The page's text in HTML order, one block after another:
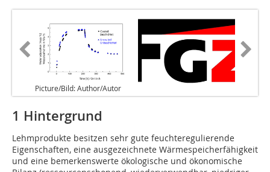
Picture/Bild: Author/Autor
1 Hintergrund
Lehmprodukte besitzen sehr gute feuchteregulierende
Eigenschaften, eine ausgezeichnete Wärmespeicherfähigkeit
und eine bemerkenswerte ökologische und ökonomische